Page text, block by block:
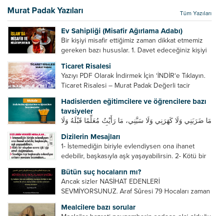
Murat Padak Yazıları Tüm Yazıları
Ev Sahipliği (Misafir Ağırlama Adabı)
Bir kişiyi misafir ettiğimiz zaman dikkat etmemiz
gereken bazı hususlar. 1. Davet edeceğiniz kişiyi
önce, bir hafta önce veya gün içinde davet edin....
Ticaret Risalesi
Yazıyı PDF Olarak İndirmek İçin ‘İNDİR‘e Tıklayın.
Ticaret Risalesi – Murat Padak Değerli tacir
ticaret yapmaktır. Peygamber efendimiz de ticaret
yapmıştır. Hz. Hatice...
Hadislerden eğitimcilere ve öğrencilere bazı
tavsiyeler
مَا ضَرَبَنِي وَلَا كَهَرَنِي وَلَا سَبَّنِي، مَا رَأَيْتُ مُعَلِّمًا قَبْلَهُ وَلَا
ve sellem beni dövmedi, azarlamadı ve bana
sövmedi. Ben ne ondan önce...
Dizilerin Mesajları
1- İstemediğin biriyle evlendiysen ona ihanet
edebilir, başkasıyla aşk yaşayabilirsin. 2- Kötü bir
Sevdiğin kişi başkasıyla evlendiyse onların
yuvasını bozmalısın. 4- Hiçbir dizide...
Bütün suç hocaların mı?
Ancak sizler NASİHAT EDENLERİ
SEVMİYORSUNUZ. Araf Sûresi 79 Hocaları zaman
geliştirmeleri hususunda bazen açık bazen gizli
Mealcilere bazı sorular